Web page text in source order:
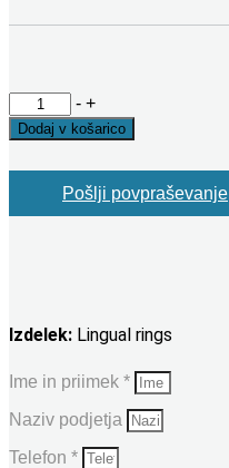
-
Lingual
rings
+
Dodaj v košarico
Pošlji povpraševanje
Izdelek: Lingual rings
Ime in priimek *
Naziv podjetja
Telefon *